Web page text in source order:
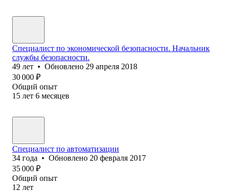
Специалист по экономической безопасности. Начальник
службы безопасности.
49 лет • Обновлено 29 апреля 2018
30 000 ₽
Общий опыт
15 лет 6 месяцев
Специалист по автоматизации
34 года • Обновлено 20 февраля 2017
35 000 ₽
Общий опыт
12 лет